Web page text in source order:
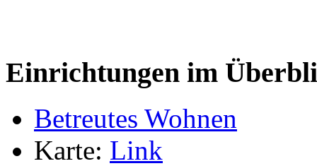
Einrichtungen im
Betreutes Wohnen
Karte: Link